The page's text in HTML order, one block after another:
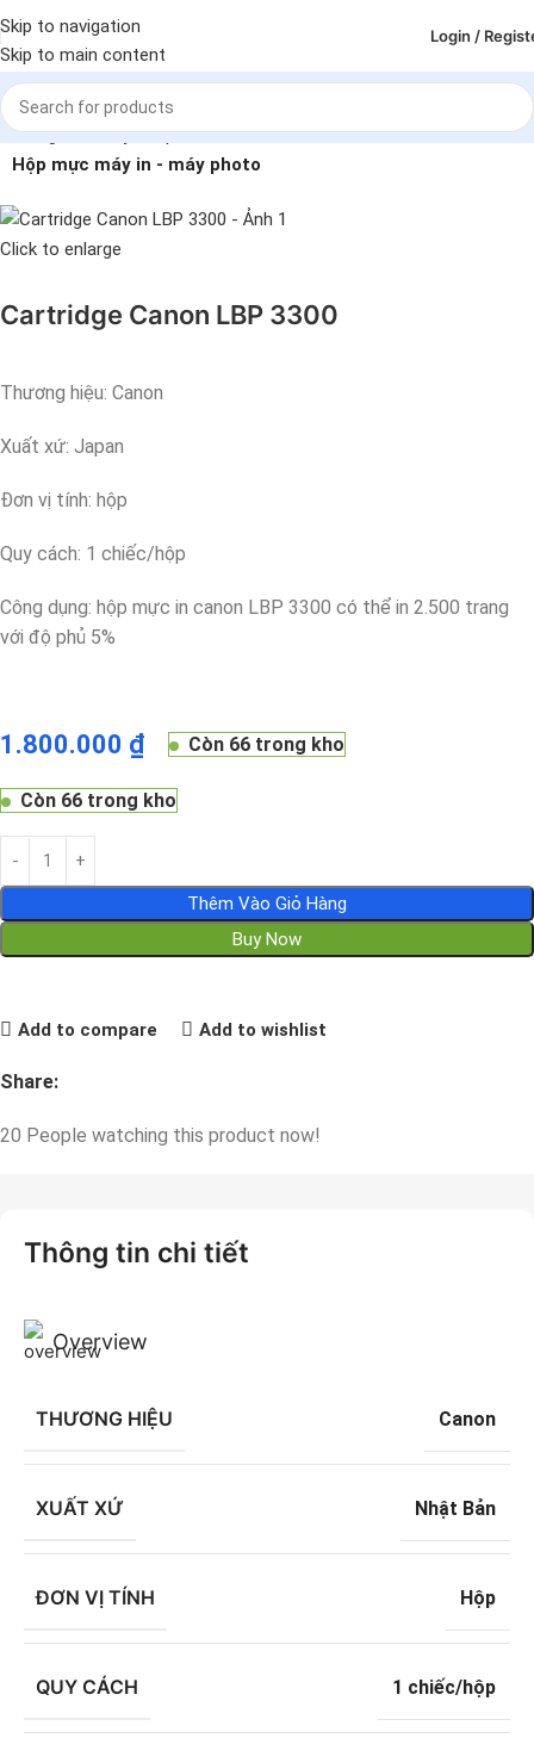
Skip to navigation
Skip to main content
Login /
Trang chủ Máy in - photo - scan
Hộp mực máy in - máy photo
Click to enlarge
Cartridge Canon LBP 3300
Thương hiệu: Canon
Xuất xứ: Japan
Đơn vị tính: hộp
Quy cách: 1 chiếc/hộp
Công dụng: hộp mực in canon LBP 3300 có thể in 2.500 trang
với độ phủ 5%
1.800.000 ₫ Còn 66 trong kho
Còn 66 trong kho
Thêm Vào Giỏ Hàng
Buy Now
Add to compare Add to wishlist
Share:
20 People watching this product now!
Thông tin chi tiết
Overview
THƯƠNG HIỆU Canon
XUẤT XỨ Nhật Bản
ĐƠN VỊ TÍNH Hộp
QUY CÁCH 1 chiếc/hộp